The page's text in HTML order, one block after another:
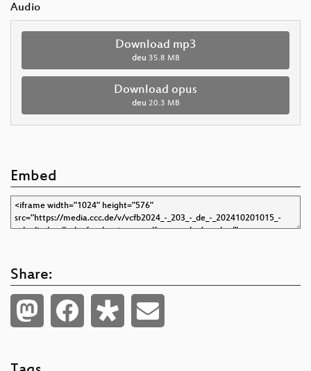
Audio
Download mp3
deu 35.8 MB
Download opus
deu 20.3 MB
Embed
Share: